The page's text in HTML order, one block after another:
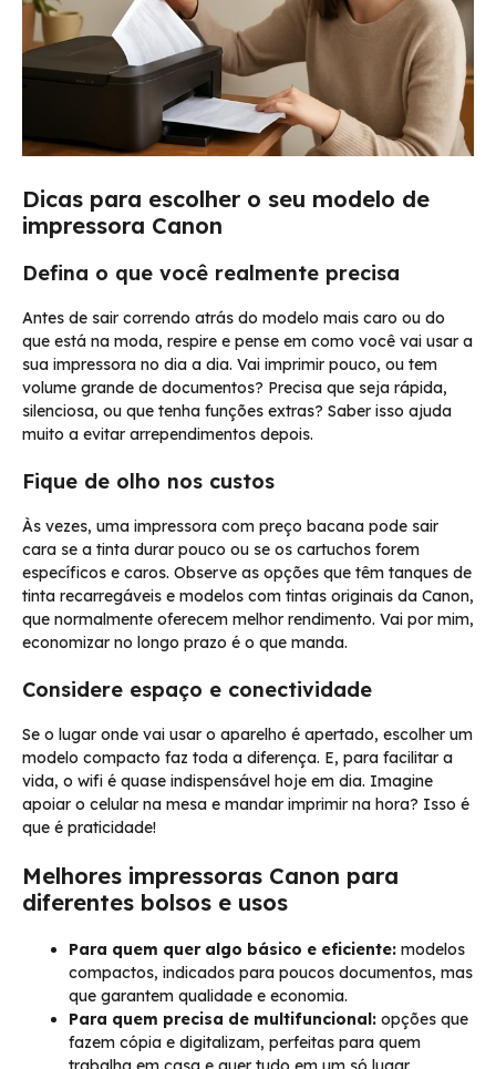
Dicas para escolher o seu modelo de
impressora Canon
Defina o que você realmente precisa
Antes de sair correndo atrás do modelo mais caro ou do
que está na moda, respire e pense em como você vai usar a
sua impressora no dia a dia. Vai imprimir pouco, ou tem
volume grande de documentos? Precisa que seja rápida,
silenciosa, ou que tenha funções extras? Saber isso ajuda
muito a evitar arrependimentos depois.
Fique de olho nos custos
Às vezes, uma impressora com preço bacana pode sair
cara se a tinta durar pouco ou se os cartuchos forem
específicos e caros. Observe as opções que têm tanques de
tinta recarregáveis e modelos com tintas originais da Canon,
que normalmente oferecem melhor rendimento. Vai por mim,
economizar no longo prazo é o que manda.
Considere espaço e conectividade
Se o lugar onde vai usar o aparelho é apertado, escolher um
modelo compacto faz toda a diferença. E, para facilitar a
vida, o wifi é quase indispensável hoje em dia. Imagine
apoiar o celular na mesa e mandar imprimir na hora? Isso é
que é praticidade!
Melhores impressoras Canon para
diferentes bolsos e usos
Para quem quer algo básico e eficiente: modelos
compactos, indicados para poucos documentos, mas
que garantem qualidade e economia.
Para quem precisa de multifuncional: opções que
fazem cópia e digitalizam, perfeitas para quem